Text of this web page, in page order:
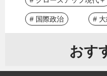
# 国際政治 #
おす